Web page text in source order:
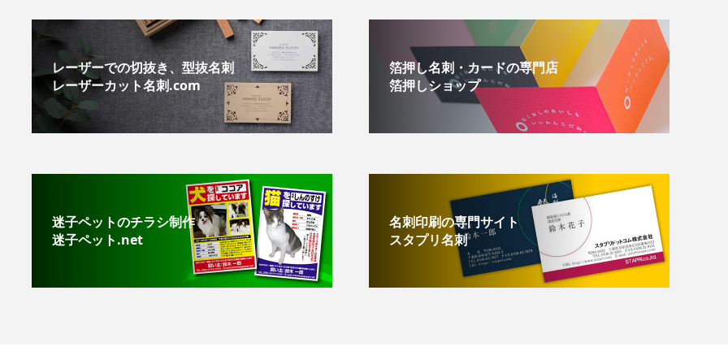
レーザーでの切抜き、型抜名刺
レーザーカット名刺.com
箔押し名刺・カードの専門店
箔押しショップ
迷子ペットのチラシ制作
迷子ペット.net
名刺印刷の専門サイト
スタプリ名刺